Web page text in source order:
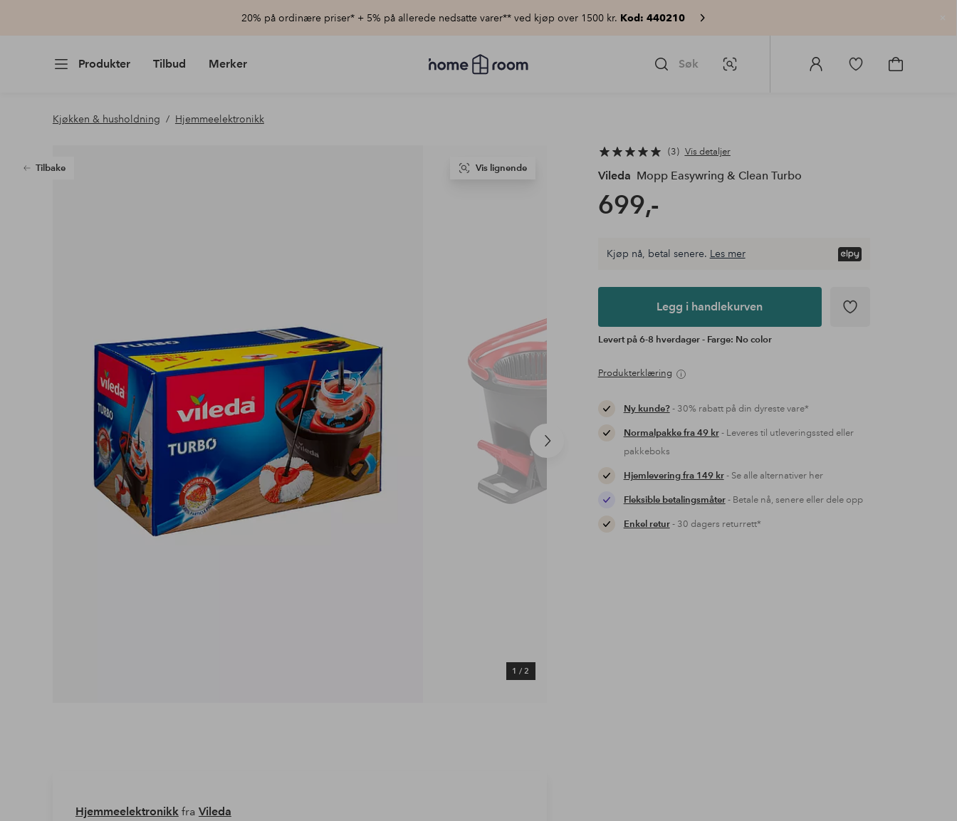
20% på ordinære priser* + 5% på allerede nedsatte varer** ved kjøp over 1500 kr. Kod: 440210
Produkter Tilbud Merker
Homeroom
–
Søk Bildesøk
Logg
Gå
Gå
Kjøkken & husholdning Hjemmeelektronikk
Tilbake
Neste
produkt
1 / 2
Vis lignende
3 Vis detaljer
Vileda Mopp Easywring & Clean Turbo
699,-
Kjøp nå, betal senere. Les mer
Legg i handlekurven
Levert på 6-8 hverdager - Farge: No color
Produkterklæring
Ny kunde?- 30% rabatt på din dyreste vare*
Normalpakke fra 49 kr- Leveres til utleveringssted eller
pakkeboks
Hjemlevering fra 149 kr- Se alle alternativer her
Fleksible betalingsmåter- Betale nå, senere eller dele opp
Enkel retur- 30 dagers returrett*
Hjemmeelektronikk fra Vileda